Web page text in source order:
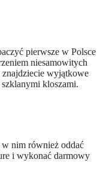
pierwsze w Polsce
niesamowitych
wyjątkowe
kloszami.
nim również oddać
i wykonać darmowy